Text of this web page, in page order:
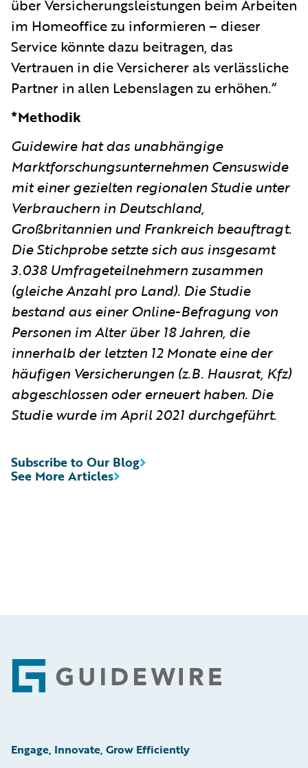
über Versicherungsleistungen beim Arbeiten
im Homeoffice zu informieren – dieser
Service könnte dazu beitragen, das
Vertrauen in die Versicherer als verlässliche
Partner in allen Lebenslagen zu erhöhen.“
*Methodik
Guidewire hat das unabhängige
Marktforschungsunternehmen Censuswide
mit einer gezielten regionalen Studie unter
Verbrauchern in Deutschland,
Großbritannien und Frankreich beauftragt.
Die Stichprobe setzte sich aus insgesamt
3.038 Umfrageteilnehmern zusammen
(gleiche Anzahl pro Land). Die Studie
bestand aus einer Online-Befragung von
Personen im Alter über 18 Jahren, die
innerhalb der letzten 12 Monate eine der
häufigen Versicherungen (z.B. Hausrat, Kfz)
abgeschlossen oder erneuert haben. Die
Studie wurde im April 2021 durchgeführt.
See More Articles
Subscribe to Our Blog
Footer
Engage, Innovate, Grow Efficiently